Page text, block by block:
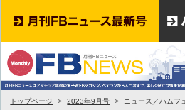
トップページ 2023年9月号 ニュース／ハムフ